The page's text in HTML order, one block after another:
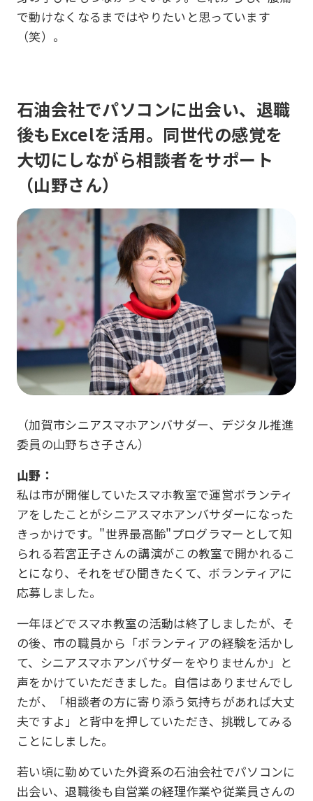
で動けなくなるまではやりたいと思っています
（笑）。
石油会社でパソコンに出会い、退職
後もExcelを活用。同世代の感覚を
大切にしながら相談者をサポート
（山野さん）
（加賀市シニアスマホアンバサダー、デジタル推進
委員の山野ちさ子さん）
山野：
私は市が開催していたスマホ教室で運営ボランティ
アをしたことがシニアスマホアンバサダーになった
きっかけです。"世界最高齢"プログラマーとして知
られる若宮正子さんの講演がこの教室で開かれるこ
とになり、それをぜひ聞きたくて、ボランティアに
応募しました。
一年ほどでスマホ教室の活動は終了しましたが、そ
の後、市の職員から「ボランティアの経験を活かし
て、シニアスマホアンバサダーをやりませんか」と
声をかけていただきました。自信はありませんでし
たが、「相談者の方に寄り添う気持ちがあれば大丈
夫ですよ」と背中を押していただき、挑戦してみる
ことにしました。
若い頃に勤めていた外資系の石油会社でパソコンに
出会い、退職後も自営業の経理作業や従業員さんの